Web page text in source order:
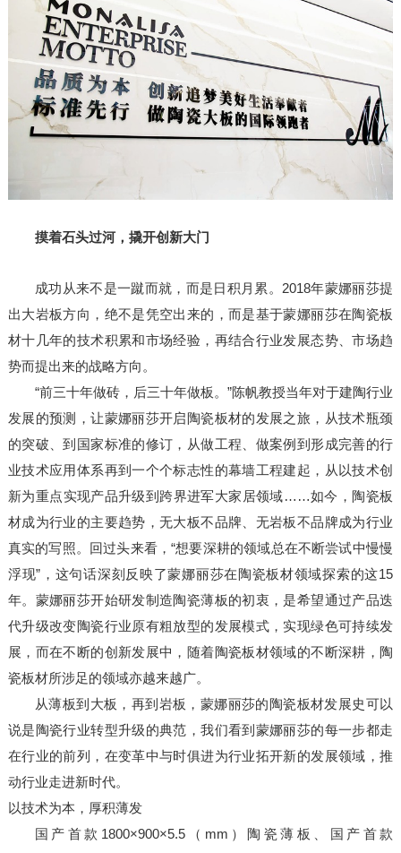
摸着石头过河，撬开创新大门
成功从来不是一蹴而就，而是日积月累。2018年蒙娜丽莎提
出大岩板方向，绝不是凭空出来的，而是基于蒙娜丽莎在陶瓷板
材十几年的技术积累和市场经验，再结合行业发展态势、市场趋
势而提出来的战略方向。
“前三十年做砖，后三十年做板。”陈帆教授当年对于建陶行业
发展的预测，让蒙娜丽莎开启陶瓷板材的发展之旅，从技术瓶颈
的突破、到国家标准的修订，从做工程、做案例到形成完善的行
业技术应用体系再到一个个标志性的幕墙工程建起，从以技术创
新为重点实现产品升级到跨界进军大家居领域……如今，陶瓷板
材成为行业的主要趋势，无大板不品牌、无岩板不品牌成为行业
真实的写照。回过头来看，“想要深耕的领域总在不断尝试中慢慢
浮现”，这句话深刻反映了蒙娜丽莎在陶瓷板材领域探索的这15
年。蒙娜丽莎开始研发制造陶瓷薄板的初衷，是希望通过产品迭
代升级改变陶瓷行业原有粗放型的发展模式，实现绿色可持续发
展，而在不断的创新发展中，随着陶瓷板材领域的不断深耕，陶
瓷板材所涉足的领域亦越来越广。
从薄板到大板，再到岩板，蒙娜丽莎的陶瓷板材发展史可以
说是陶瓷行业转型升级的典范，我们看到蒙娜丽莎的每一步都走
在行业的前列，在变革中与时俱进为行业拓开新的发展领域，推
动行业走进新时代。
以技术为本，厚积薄发
国产首款1800×900×5.5（mm）陶瓷薄板、国产首款